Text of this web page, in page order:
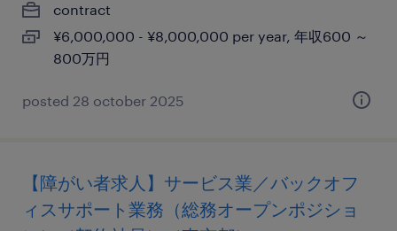
contract
¥6,000,000 - ¥8,000,000 per year, 年収600 ～
800万円
posted 28 october 2025
【障がい者求人】サービス業／バックオフ
ィスサポート業務（総務オープンポジショ